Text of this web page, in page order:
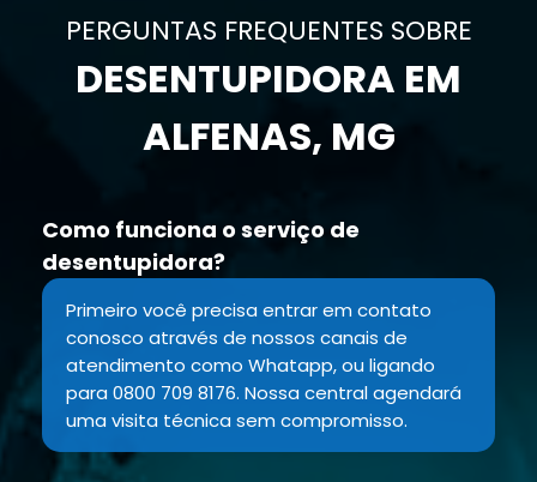
PERGUNTAS FREQUENTES SOBRE
DESENTUPIDORA EM
ALFENAS, MG
Como funciona o serviço de
desentupidora?
Primeiro você precisa entrar em contato
conosco através de nossos canais de
atendimento como Whatapp, ou ligando
para 0800 709 8176. Nossa central agendará
uma visita técnica sem compromisso.